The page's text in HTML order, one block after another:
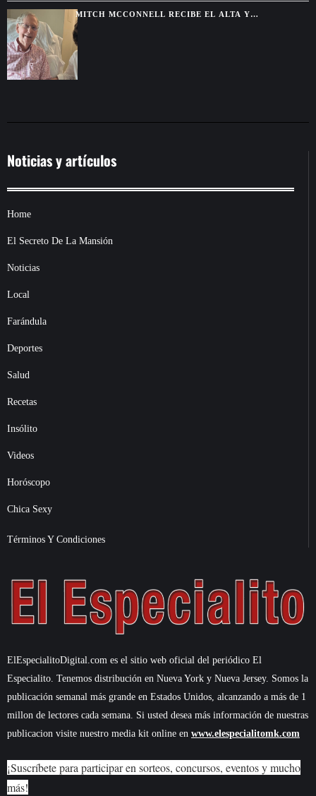
MITCH MCCONNELL RECIBE EL ALTA Y
CONTINUARÁ SU RECUPERACIÓN DESDE CASA
Noticias y artículos
Home
El Secreto De La Mansión
Noticias
Local
Farándula
Deportes
Salud
Recetas
Insólito
Videos
Horóscopo
Chica Sexy
Términos Y Condiciones
ElEspecialitoDigital.com es el sitio web oficial del periódico El
Especialito. Tenemos distribución en Nueva York y Nueva Jersey. Somos la
publicación semanal más grande en Estados Unidos, alcanzando a más de 1
millon de lectores cada semana. Si usted desea más información de nuestras
publicacion visite nuestro media kit online en www.elespecialitomk.com
¡Suscríbete para participar en sorteos, concursos, eventos y mucho
más!